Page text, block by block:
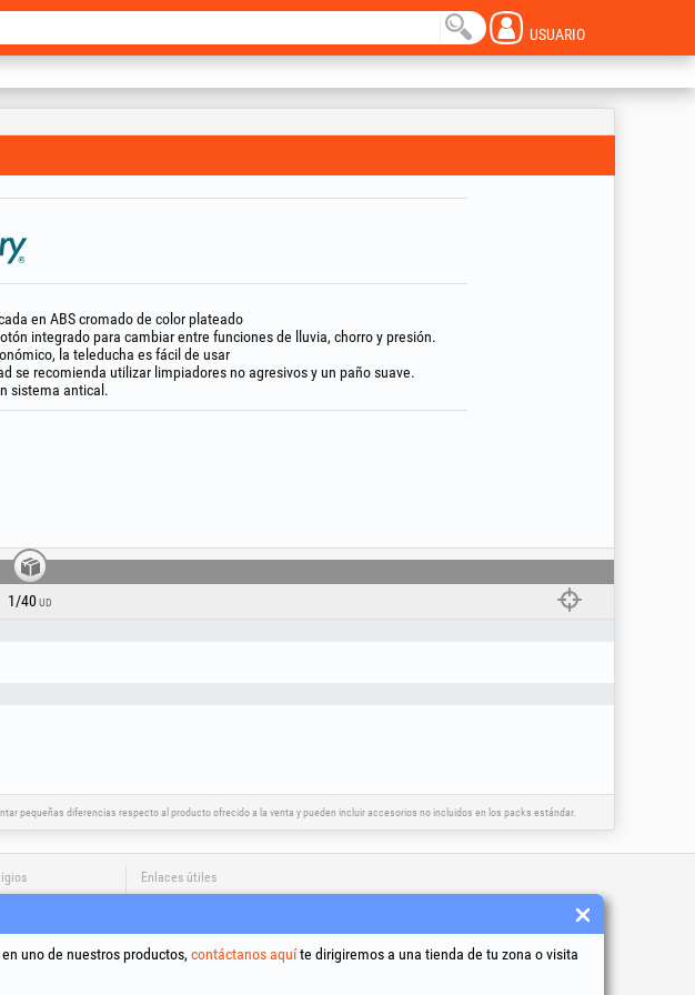
USUARIO
en ABS cromado de color plateado
integrado para cambiar entre funciones de lluvia, chorro y presión.
la teleducha es fácil de usar
se recomienda utilizar limpiadores no agresivos y un paño suave.
sistema antical.
1/40UD
pequeñas diferencias respecto al producto ofrecido a la venta y pueden incluir accesorios no incluidos en los packs estándar.
Enlaces útiles
Tratamiento de datos personales
Política de uso de cookies
uno de nuestros productos, contáctanos aquíte dirigiremos a una tienda de tu zona o visita